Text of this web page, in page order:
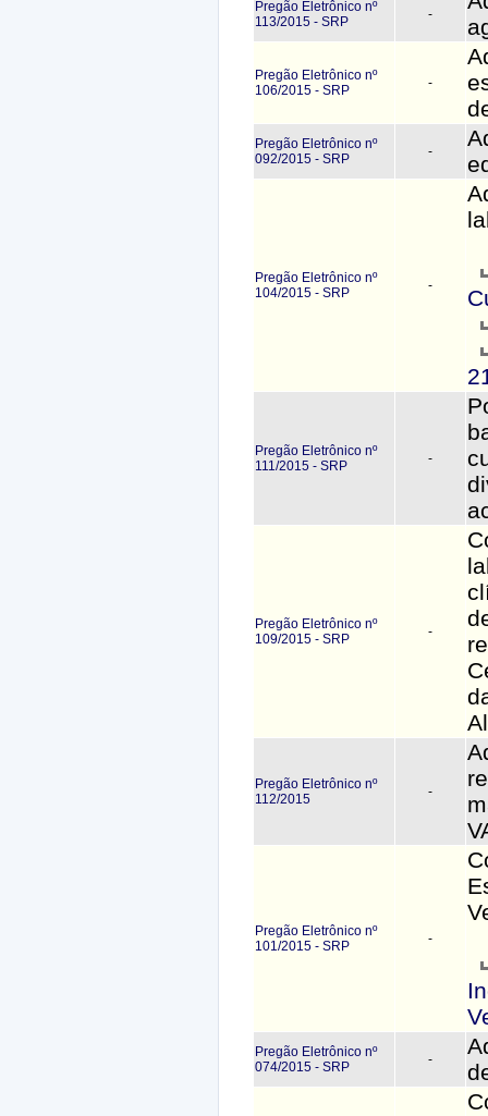
Pregão Eletrônico nº
113/2015 - SRP
-
Pregão Eletrônico nº
106/2015 - SRP
-
Pregão Eletrônico nº
092/2015 - SRP
-
Pregão Eletrônico nº
104/2015 - SRP
-
Pregão Eletrônico nº
111/2015 - SRP
-
Pregão Eletrônico nº
109/2015 - SRP
-
Pregão Eletrônico nº
112/2015
-
Pregão Eletrônico nº
101/2015 - SRP
-
Pregão Eletrônico nº
074/2015 - SRP
-